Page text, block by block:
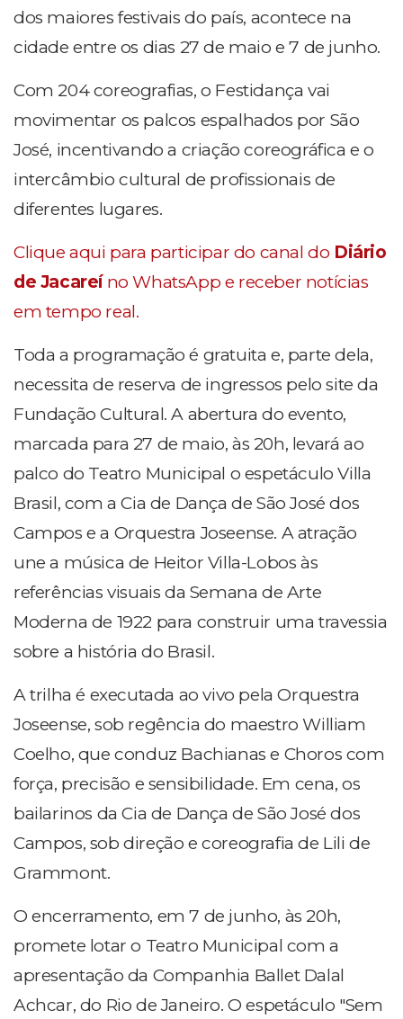
dos maiores festivais do país, acontece na
cidade entre os dias 27 de maio e 7 de junho.
Com 204 coreografias, o Festidança vai
movimentar os palcos espalhados por São
José, incentivando a criação coreográfica e o
intercâmbio cultural de profissionais de
diferentes lugares.
Clique aqui para participar do canal do Diário
de Jacareíno WhatsApp e receber notícias
em tempo real.
Toda a programação é gratuita e, parte dela,
necessita de reserva de ingressos pelo site da
Fundação Cultural. A abertura do evento,
marcada para 27 de maio, às 20h, levará ao
palco do Teatro Municipal o espetáculo Villa
Brasil, com a Cia de Dança de São José dos
Campos e a Orquestra Joseense. A atração
une a música de Heitor Villa-Lobos às
referências visuais da Semana de Arte
Moderna de 1922 para construir uma travessia
sobre a história do Brasil.
A trilha é executada ao vivo pela Orquestra
Joseense, sob regência do maestro William
Coelho, que conduz Bachianas e Choros com
força, precisão e sensibilidade. Em cena, os
bailarinos da Cia de Dança de São José dos
Campos, sob direção e coreografia de Lili de
Grammont.
O encerramento, em 7 de junho, às 20h,
promete lotar o Teatro Municipal com a
apresentação da Companhia Ballet Dalal
Achcar, do Rio de Janeiro. O espetáculo "Sem